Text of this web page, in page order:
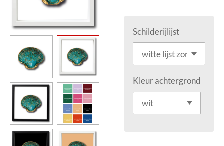
Schilderijlijst
Kleur achtergrond